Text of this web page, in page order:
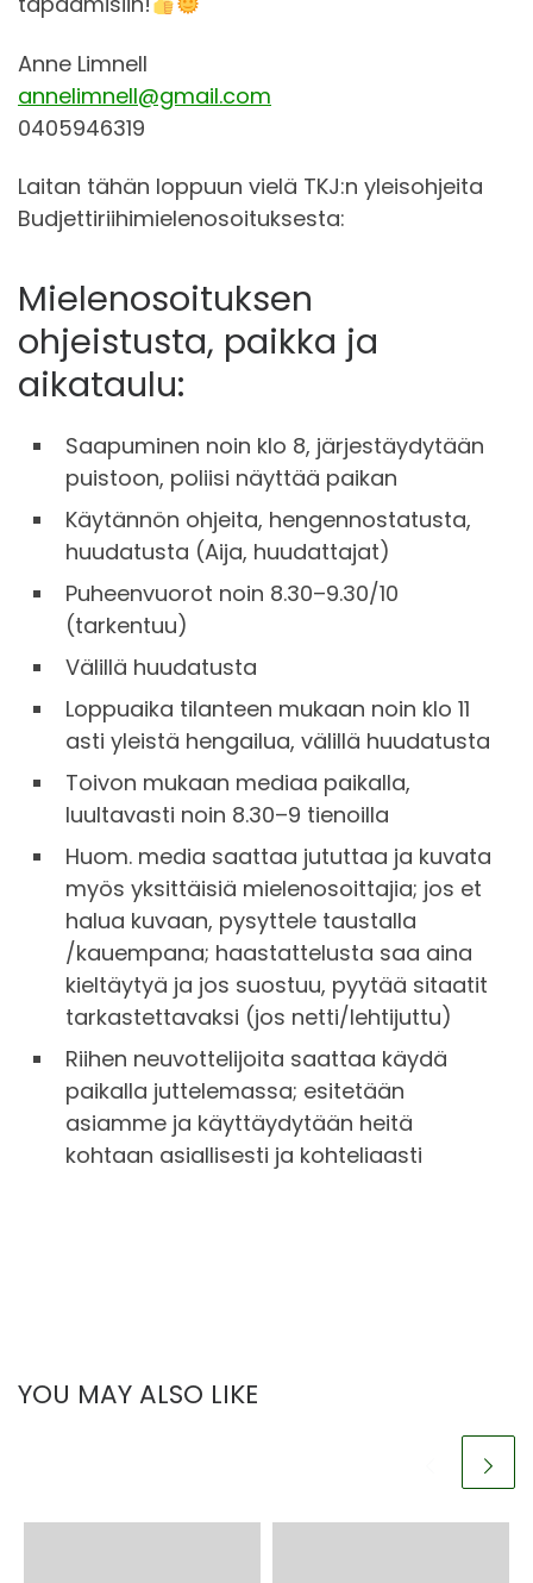
Anne Limnell
annelimnell@gmail.com
0405946319
Laitan tähän loppuun vielä TKJ:n yleisohjeita
Budjettiriihimielenosoituksesta:
Mielenosoituksen
ohjeistusta, paikka ja
aikataulu:
Saapuminen noin klo 8, järjestäydytään
puistoon, poliisi näyttää paikan
Käytännön ohjeita, hengennostatusta,
huudatusta (Aija, huudattajat)
Puheenvuorot noin 8.30–9.30/10
(tarkentuu)
Välillä huudatusta
Loppuaika tilanteen mukaan noin klo 11
asti yleistä hengailua, välillä huudatusta
Toivon mukaan mediaa paikalla,
luultavasti noin 8.30–9 tienoilla
Huom. media saattaa jututtaa ja kuvata
myös yksittäisiä mielenosoittajia; jos et
halua kuvaan, pysyttele taustalla
/kauempana; haastattelusta saa aina
kieltäytyä ja jos suostuu, pyytää sitaatit
tarkastettavaksi (jos netti/lehtijuttu)
Riihen neuvottelijoita saattaa käydä
paikalla juttelemassa; esitetään
asiamme ja käyttäydytään heitä
kohtaan asiallisesti ja kohteliaasti
YOU MAY ALSO LIKE